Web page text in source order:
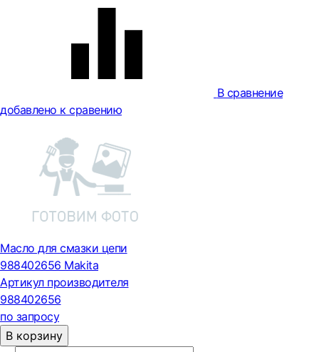
В сравнение
добавлено к сравению
Масло для смазки цепи
988402656 Makita
Артикул производителя
988402656
по запросу
В корзину